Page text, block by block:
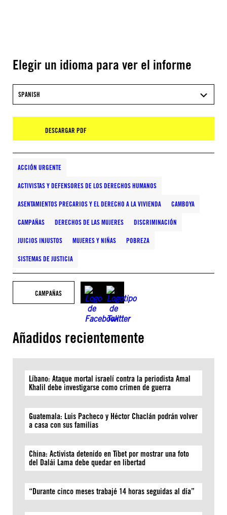
Elegir un idioma para ver el informe
SPANISH
DESCARGAR PDF
ACCIÓN URGENTE
ACTIVISTAS Y DEFENSORES DE LOS DERECHOS HUMANOS
ASENTAMIENTOS PRECARIOS Y EL DERECHO A LA VIVIENDA CAMBOYA
CAMPAÑAS DERECHOS DE LAS MUJERES DISCRIMINACIÓN
JUICIOS INJUSTOS MUJERES Y NIÑAS POBREZA
SISTEMAS DE JUSTICIA
CAMPAÑAS
Añadidos recientemente
Líbano: Ataque mortal israelí contra la periodista Amal
Khalil debe investigarse como crimen de guerra
Guatemala: Luis Pacheco y Héctor Chaclán podrán volver
a casa con sus familias
China: Activista detenido en Tíbet por mostrar una foto
del Dalái Lama debe quedar en libertad
“Durante cinco meses trabajé 14 horas seguidas al día”